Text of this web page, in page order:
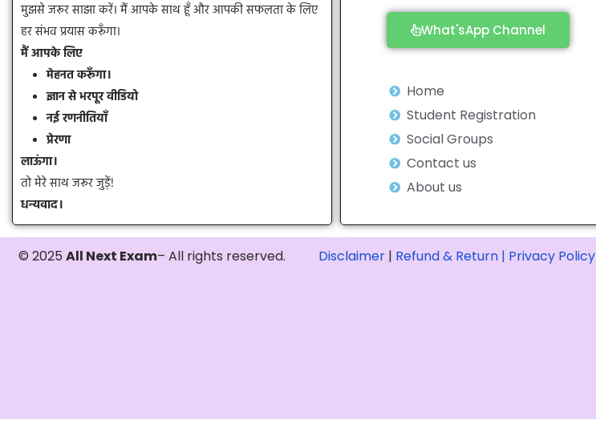
मुझसे जरूर साझा करें। मैं आपके साथ हूँ और आपकी सफलता के लिए
हर संभव प्रयास करूँगा।
मैं आपके लिए
मेहनत करूँगा।
ज्ञान से भरपूर वीडियो
नई रणनीतियाँ
प्रेरणा
लाऊंगा।
तो मेरे साथ जरूर जुड़ें!
धन्यवाद।
What'sApp Channel
Home
Student Registration
Social Groups
Contact us
About us
© 2025All Next Exam– All rights reserved. Disclaimer | Refund & Return | Privacy Policy